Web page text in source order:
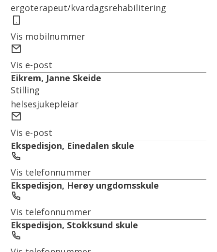
ergoterapeut/kvardagsrehabilitering
Vis mobilnummer
post
Vis e-post
Eikrem, Janne Skeide
Stilling
helsesjukepleiar
post
Vis e-post
Ekspedisjon, Einedalen skule
Vis telefonnummer
Ekspedisjon, Herøy ungdomsskule
Vis telefonnummer
Ekspedisjon, Stokksund skule